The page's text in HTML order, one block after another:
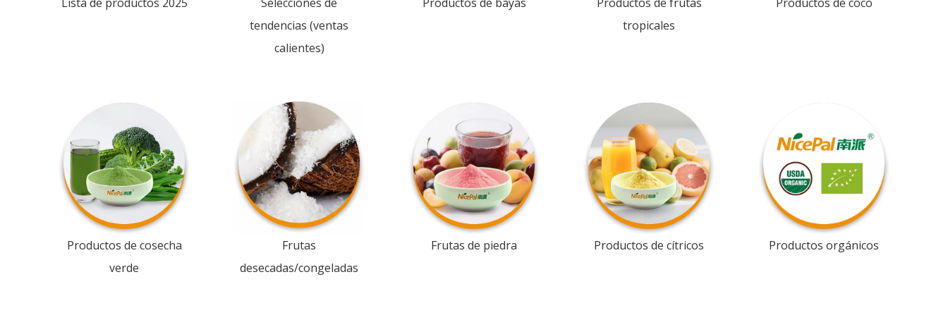
tendencias (ventas
calientes)
tropicales
Productos de cosecha
verde
Frutas
desecadas/congeladas
Frutas de piedra Productos de cítricos Productos orgánicos